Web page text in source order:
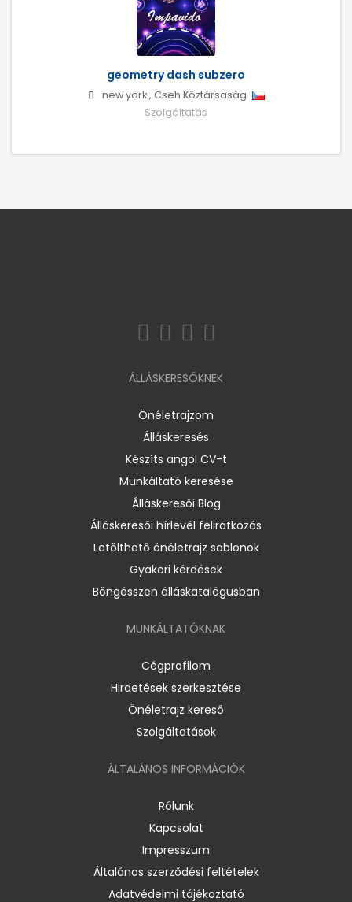
geometry dash subzero
new york, Cseh Köztársaság
Szolgáltatás
ÁLLÁSKERESŐKNEK
Önéletrajzom
Álláskeresés
Készíts angol CV-t
Munkáltató keresése
Álláskeresői Blog
Álláskeresői hírlevél feliratkozás
Letölthető önéletrajz sablonok
Gyakori kérdések
Böngésszen álláskatalógusban
MUNKÁLTATÓKNAK
Cégprofilom
Hirdetések szerkesztése
Önéletrajz kereső
Szolgáltatások
ÁLTALÁNOS INFORMÁCIÓK
Rólunk
Kapcsolat
Impresszum
Általános szerződési feltételek
Adatvédelmi tájékoztató